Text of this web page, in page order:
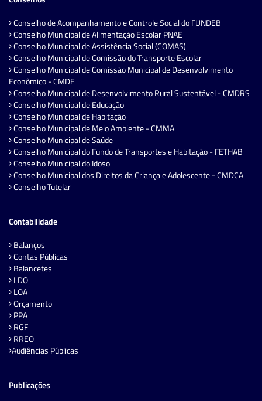
Conselho de Acompanhamento e Controle Social do FUNDEB
Conselho Municipal de Alimentação Escolar PNAE
Conselho Municipal de Assistência Social (COMAS)
Conselho Municipal de Comissão do Transporte Escolar
Conselho Municipal de Comissão Municipal de Desenvolvimento
Econômico - CMDE
Conselho Municipal de Desenvolvimento Rural Sustentável - CMDRS
Conselho Municipal de Educação
Conselho Municipal de Habitação
Conselho Municipal de Meio Ambiente - CMMA
Conselho Municipal de Saúde
Conselho Municipal do Fundo de Transportes e Habitação - FETHAB
Conselho Municipal do Idoso
Conselho Municipal dos Direitos da Criança e Adolescente - CMDCA
Conselho Tutelar
Contabilidade
Balanços
Contas Públicas
Balancetes
LDO
LOA
Orçamento
PPA
RGF
RREO
Audiências Públicas
Publicações